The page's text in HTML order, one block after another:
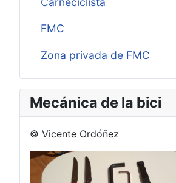
FMC
Zona privada de FMC
Mecánica de la bici
© Vicente Ordóñez